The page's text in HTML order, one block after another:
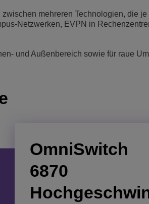
zwischen mehreren Technologien, die
Netzwerken, EVPN in
und Außenbereich sowie für raue
OmniSwitch
6870
OmniAccess
Stellar Access
Point 1521
OmniAccess
Stellar Access
Point 1511